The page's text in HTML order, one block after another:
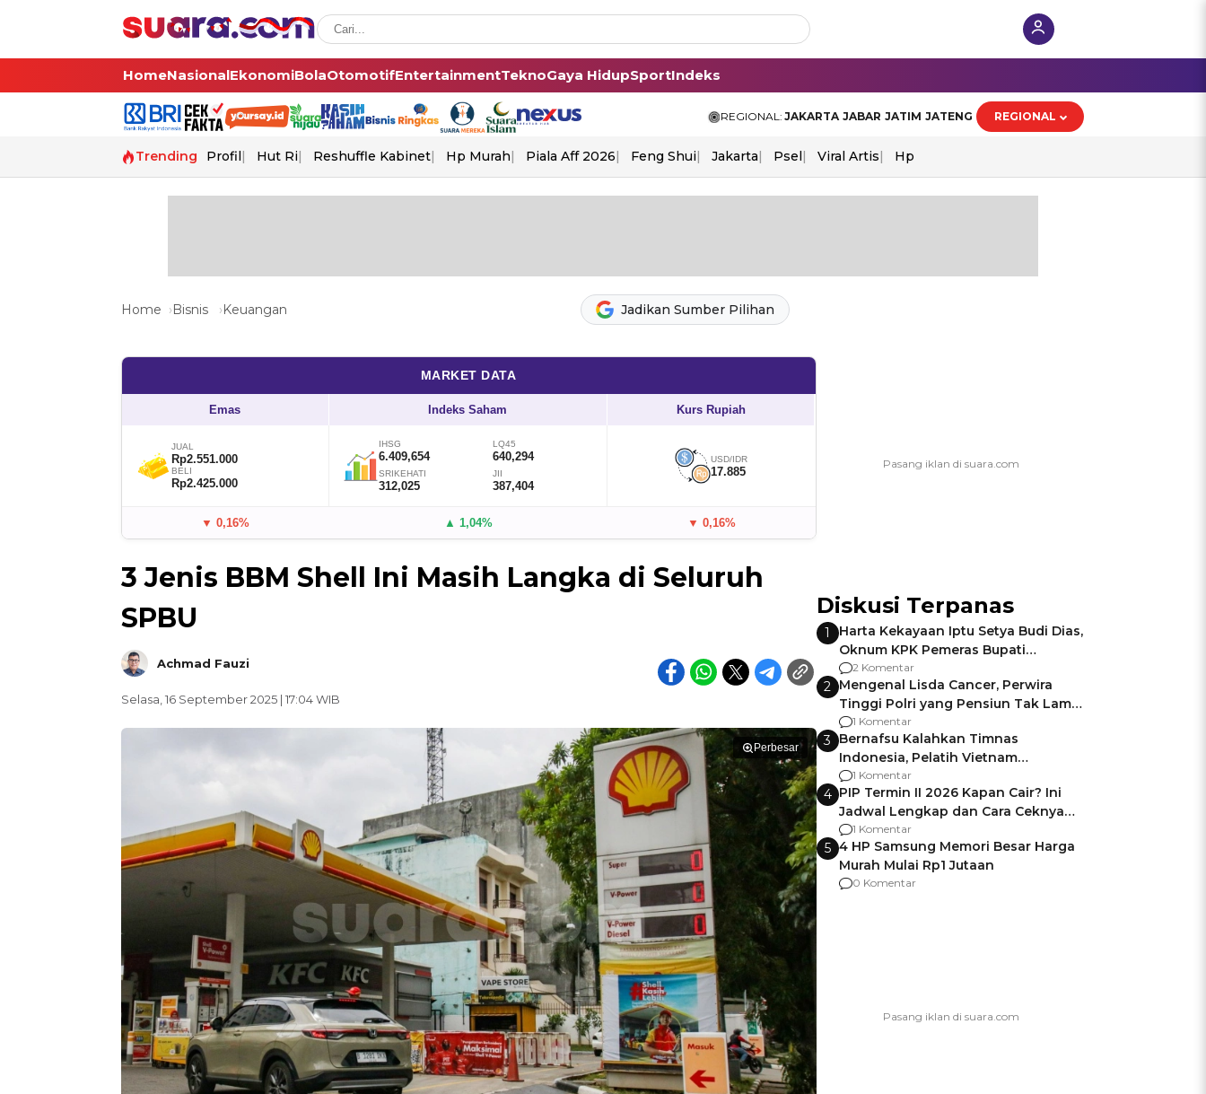
HomeNasionalEkonomiBolaOtomotifEntertainmentTeknoGaya HidupSportIndeks
REGIONAL: JAKARTA JABAR JATIM JATENG REGIONAL
Trending Profil Hut Ri Reshuffle Kabinet Hp Murah Piala Aff 2026 Feng Shui Jakarta Psel Viral Artis Hp
Home Bisnis Keuangan Jadikan Sumber Pilihan
MARKET DATA
Emas Indeks Saham Kurs Rupiah
JUAL
Rp2.551.000
BELI
Rp2.425.000
IHSG
6.409,654
LQ45
640,294
SRIKEHATI
312,025
JII
387,404
USD/IDR
17.885
▼ 0,16% ▲ 1,04% ▼ 0,16%
3 Jenis BBM Shell Ini Masih Langka di Seluruh
SPBU
Achmad Fauzi
Selasa, 16 September 2025 | 17:04 WIB
Perbesar
Diskusi Terpanas
1
Harta Kekayaan Iptu Setya Budi Dias,
Oknum KPK Pemeras Bupati
Pemalang
2 Komentar
2 Mengenal Lisda Cancer, Perwira
Tinggi Polri yang Pensiun Tak Lama
Usai Jadi Brigjen
1 Komentar
3 Bernafsu Kalahkan Timnas
Indonesia, Pelatih Vietnam
Berencana Pakai Jimat di Pakansari
1 Komentar
4 PIP Termin II 2026 Kapan Cair? Ini
Jadwal Lengkap dan Cara Ceknya
agar Dana Tidak Hangus!
1 Komentar
5 4 HP Samsung Memori Besar Harga
Murah Mulai Rp1 Jutaan
0 Komentar